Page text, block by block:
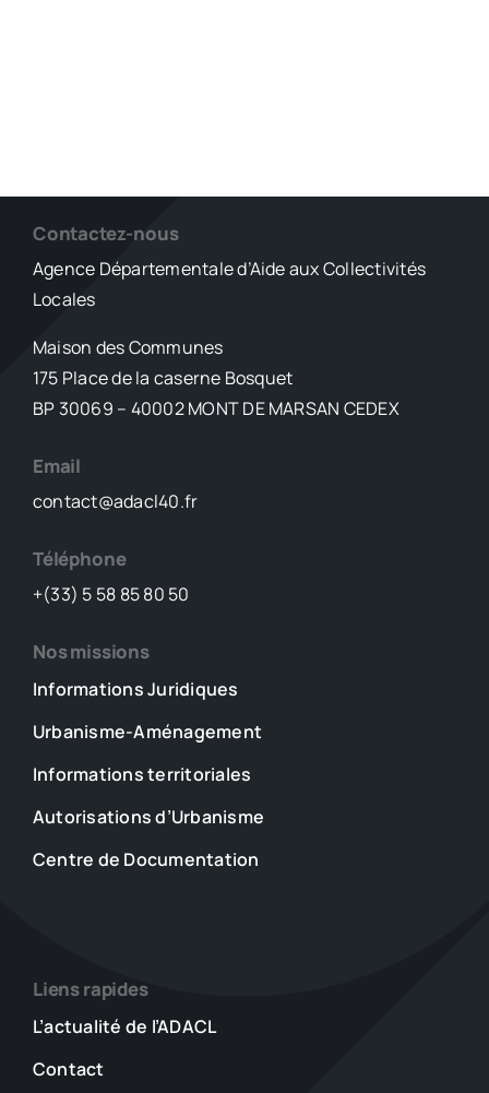
Contactez-nous
Agence Départementale d’Aide aux Collectivités
Locales
Maison des Communes
175 Place de la caserne Bosquet
BP 30069 – 40002 MONT DE MARSAN CEDEX
Email
contact@adacl40.fr
Téléphone
+(33) 5 58 85 80 50
Nos missions
Informations Juridiques
Urbanisme-Aménagement
Informations territoriales
Autorisations d’Urbanisme
Centre de Documentation
Liens rapides
L’actualité de l’ADACL
Contact